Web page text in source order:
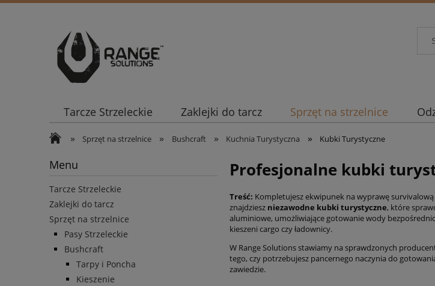
Tarcze Strzeleckie Zaklejki do tarcz Sprzęt na strzelnice
» Sprzęt na strzelnice » Bushcraft » Kuchnia Turystyczna » Kubki Turystyczne
Menu
Tarcze Strzeleckie
Zaklejki do tarcz
Sprzęt na strzelnice
Pasy Strzeleckie
Bushcraft
Tarpy i Poncha
Kieszenie
Profesjonalne kubki
Treść: Kompletujesz ekwipunek na wyprawę
znajdziesz niezawodne kubki turystyczne, które
aluminiowe, umożliwiające gotowanie wody
kieszeni cargo czy ładownicy.
W Range Solutions stawiamy na sprawdzonych
tego, czy potrzebujesz pancernego naczynia do
zawiedzie.